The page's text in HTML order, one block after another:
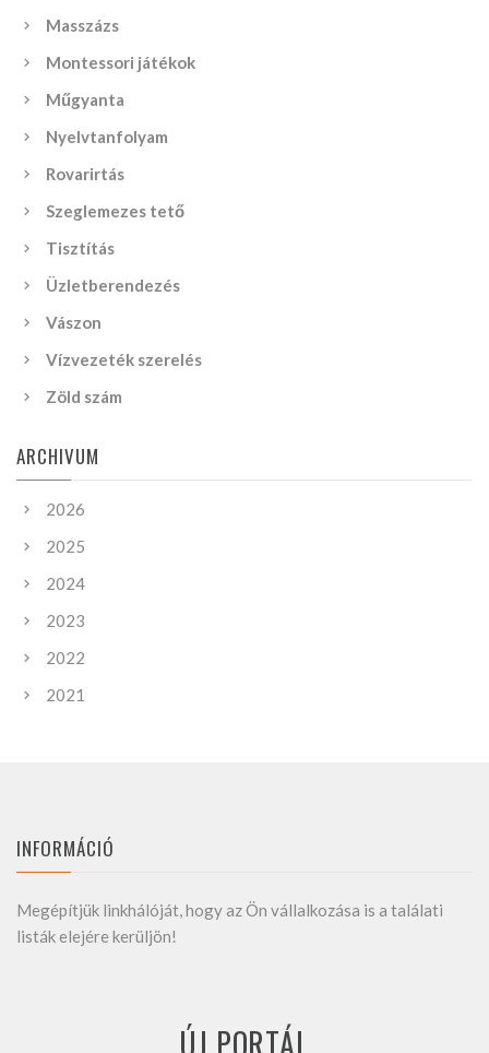
Masszázs
Montessori játékok
Műgyanta
Nyelvtanfolyam
Rovarirtás
Szeglemezes tető
Tisztítás
Üzletberendezés
Vászon
Vízvezeték szerelés
Zöld szám
ARCHIVUM
2026
2025
2024
2023
2022
2021
INFORMÁCIÓ
Megépítjük linkhálóját, hogy az Ön vállalkozása is a találati
listák elejére kerüljön!
ÚJ PORTÁL